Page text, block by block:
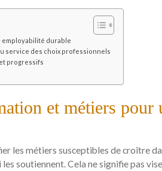
durable
service des choix professionnels
progressifs
et métiers pour
les métiers susceptibles de croître
soutiennent. Cela ne signifie pas